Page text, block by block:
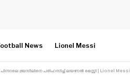
News Lionel Messi
ബ്രസീലിനെ പരിഹസിച്ച് ലയണൽ മെസ്സി | Lionel Messi